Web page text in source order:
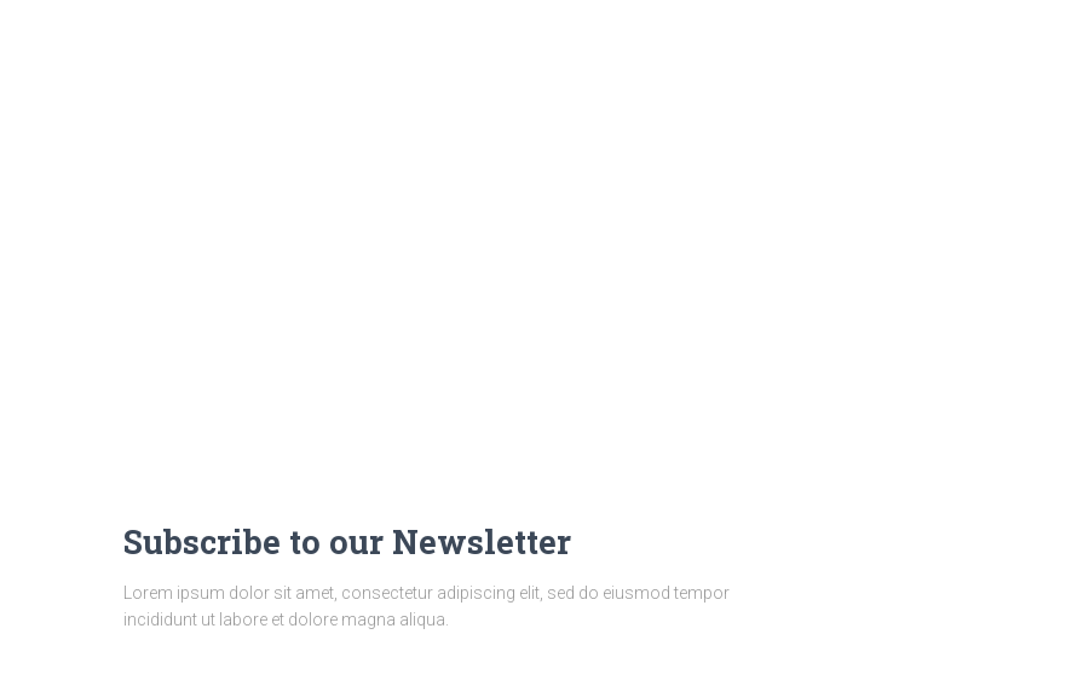
Subscribe to our Newsletter
Lorem ipsum dolor sit amet, consectetur adipiscing elit, sed do eiusmod tempor
incididunt ut labore et dolore magna aliqua.